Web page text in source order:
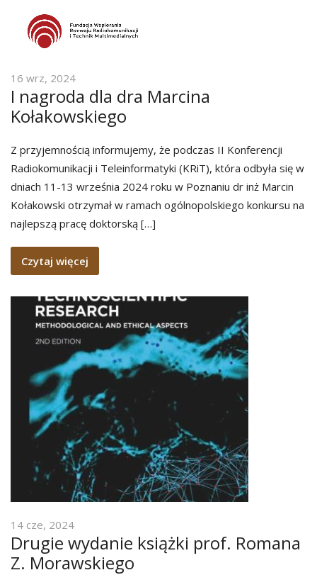
16 wrz, 2024
I nagroda dla dra Marcina
Kołakowskiego
Z przyjemnością informujemy, że podczas II Konferencji
Radiokomunikacji i Teleinformatyki (KRiT), która odbyła się w
dniach 11-13 września 2024 roku w Poznaniu dr inż Marcin
Kołakowski otrzymał w ramach ogólnopolskiego konkursu na
najlepszą pracę doktorską […]
Czytaj więcej
14 cze, 2024
Drugie wydanie książki prof. Romana
Z. Morawskiego